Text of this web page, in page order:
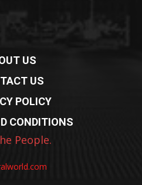
US
US
POLICY
CONDITIONS
People.